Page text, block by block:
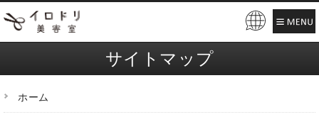
サイトマップ
ホーム